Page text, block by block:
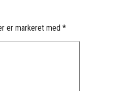
er markeret med *